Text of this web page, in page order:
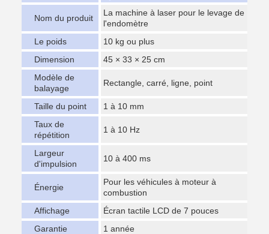
Nom du produit
La machine à laser pour le levage de
l'endomètre
Le poids
10 kg ou plus
Dimension
45 × 33 × 25 cm
Modèle de
balayage
Rectangle, carré, ligne, point
Taille du point
1 à 10 mm
Taux de
répétition
1 à 10 Hz
Largeur
d'impulsion
10 à 400 ms
Énergie
Pour les véhicules à moteur à
combustion
Affichage
Écran tactile LCD de 7 pouces
Garantie
1 année